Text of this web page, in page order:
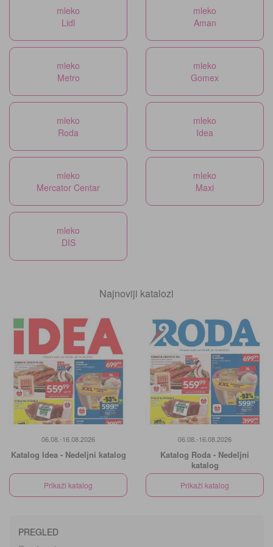
mleko
Lidl
mleko
Aman
mleko
Metro
mleko
Gomex
mleko
Roda
mleko
Idea
mleko
Mercator Centar
mleko
Maxi
mleko
DIS
Najnoviji katalozi
06.08.-16.08.2026
Katalog Idea - Nedeljni katalog
Prikaži katalog
06.08.-16.08.2026
Katalog Roda - Nedeljni
katalog
Prikaži katalog
PREGLED